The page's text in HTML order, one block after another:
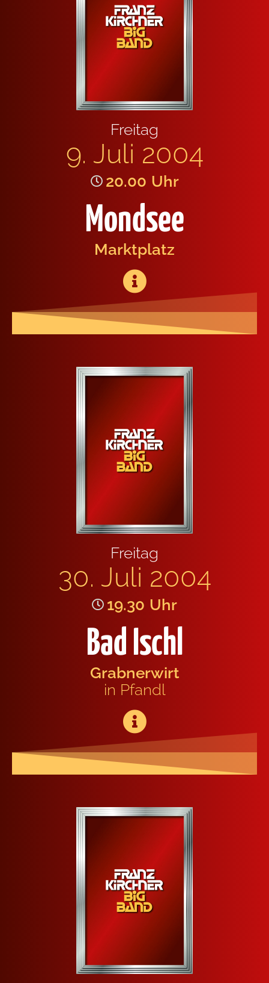
Frei­tag
9. Juli 2004
20.00 Uhr
Mondsee
Markt­platz
Frei­tag
30. Juli 2004
19.30 Uhr
Bad Ischl
Grab­ner­wirt
in Pfandl